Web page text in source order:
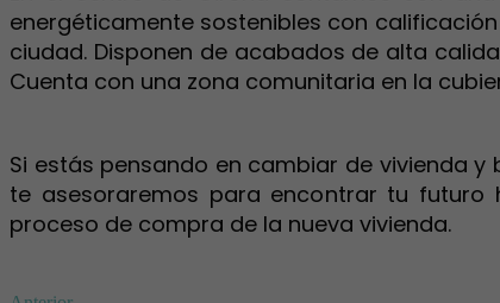
energéticamente sostenibles con
ciudad. Disponen de acabados de alta
Cuenta con una zona comunitaria en la
Si estás pensando en cambiar de vivienda
te asesoraremos para encontrar tu futuro
proceso de compra de la nueva vivienda.